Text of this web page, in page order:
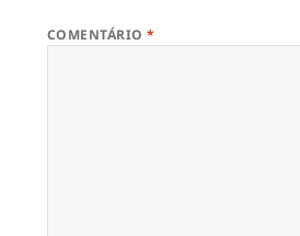
COMENTÁRIO*